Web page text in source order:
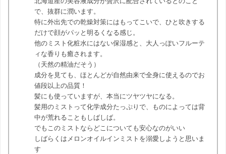
で、抜群に潤います。
特に外出先での乾燥対策にはもってこいで、ひと吹きする
だけで顔がパッと明るくなる感じ。
他のミスト化粧水にはない保湿感と、大人っぽいフルーテ
ィな香りも癒されます。
（天然の精油だそう）
成分を見ても、ほとんどが自然由来で全身に使えるのでお
値段以上の品質！
髪にも使っていますが、本当にツヤツヤになる。
髪用のミストって化学成分たっぷりで、ものによっては背
中が荒れることもしばしば。
でもこのミストならどこについても安心なのがいい
しばらくはメロンオイルインミストを溺愛しようと思いま
す